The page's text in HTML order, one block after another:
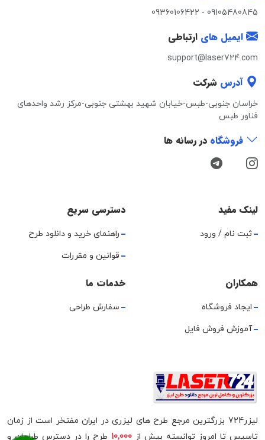
09105480845
-
09360106422
ایمیل های ارتباطی
support@laser724.com
آدرس شرکت
خراسان جنوبی-طبس-خیابان شهید بهشتی جنوبی-مرکز رشد واحدهای
فناور طبس
فروشگاه در رسانه ها
لینک مفید
ثبت نام / ورود
دسترسی سریع
راهنمای خرید و دانلود طرح
قوانین و مقررات
همکاران
ایجاد فروشگاه
آموزش فروش فایل
خدمات ما
سفارش طراحی
لیزر724 بزرگترین مرجع طرح های لیزری در ایران مفتخر است از زمان
تاسیس تا امروز توانسته بیش از 10,000 طرح را در دسترس طراحان و